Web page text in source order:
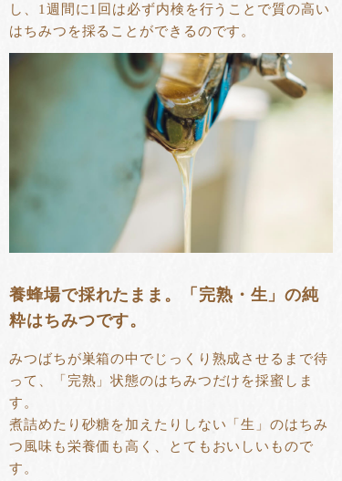
し、1週間に1回は必ず内検を行うことで質の高い
はちみつを採ることができるのです。
養蜂場で採れたまま。「完熟・生」の純
粋はちみつです。
みつばちが巣箱の中でじっくり熟成させるまで待
って、「完熟」状態のはちみつだけを採蜜しま
す。
煮詰めたり砂糖を加えたりしない「生」のはちみ
つ風味も栄養価も高く、とてもおいしいもので
す。